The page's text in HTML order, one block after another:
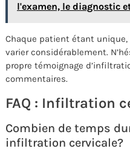
l'examen, le diagnostic
Chaque patient étant unique,
varier considérablement.
propre témoignage
commentaires.
FAQ : Infiltration
Combien de temps
infiltration cervicale?